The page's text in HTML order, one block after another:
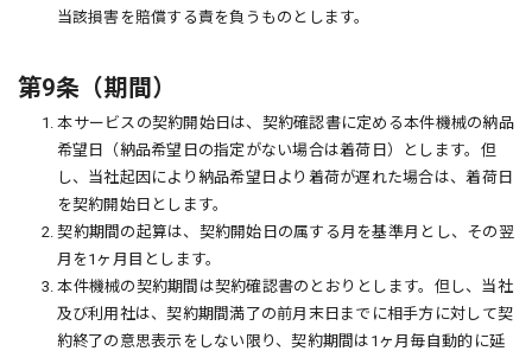
当該損害を賠償する責を負うものとします。
第9条（期間）
1. 本サービスの契約開始日は、契約確認書に定める本件機械の納品
希望日（納品希望日の指定がない場合は着荷日）とします。但
し、当社起因により納品希望日より着荷が遅れた場合は、着荷日
を契約開始日とします。
2. 契約期間の起算は、契約開始日の属する月を基準月とし、その翌
月を1ヶ月目とします。
3. 本件機械の契約期間は契約確認書のとおりとします。但し、当社
及び利用社は、契約期間満了の前月末日までに相手方に対して契
約終了の意思表示をしない限り、契約期間は1ヶ月毎自動的に延